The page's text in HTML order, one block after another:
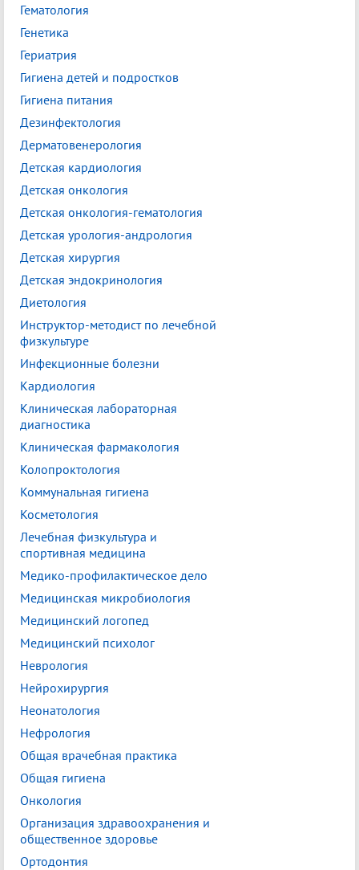
Гематология
Генетика
Гериатрия
Гигиена детей и подростков
Гигиена питания
Дезинфектология
Дерматовенерология
Детская кардиология
Детская онкология
Детская онкология-гематология
Детская урология-андрология
Детская хирургия
Детская эндокринология
Диетология
Инструктор-методист по лечебной
физкультуре
Инфекционные болезни
Кардиология
Клиническая лабораторная
диагностика
Клиническая фармакология
Колопроктология
Коммунальная гигиена
Косметология
Лечебная физкультура и
спортивная медицина
Медико-профилактическое дело
Медицинская микробиология
Медицинский логопед
Медицинский психолог
Неврология
Нейрохирургия
Неонатология
Нефрология
Общая врачебная практика
Общая гигиена
Онкология
Организация здравоохранения и
общественное здоровье
Ортодонтия